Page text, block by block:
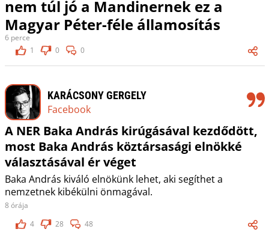
nem túl jó a Mandinernek ez a
Magyar Péter-féle államosítás
6 perce
1
0 0
KARÁCSONY GERGELY
Facebook
A NER Baka András kirúgásával kezdődött,
most Baka András köztársasági elnökké
választásával ér véget
Baka András kiváló elnökünk lehet, aki segíthet a
nemzetnek kibékülni önmagával.
8 órája
4
28 48